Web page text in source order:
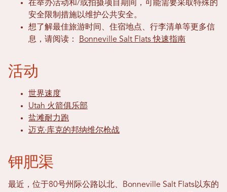
在举办活动和/或拍摄项目期间，可能需要采取特殊的
安全限制措施以维护公共安全。
想了解最佳旅游时间、住宿地点、行李清单等更多信
息，请阅读：
Bonneville Salt Flats 快速指南
活动
世界速度
Utah 火箭俱乐部
盐滩耐力跑
迈克·库克的邦纳维尔枪战
钾肥渠
最近，位于80号州际公路以北、Bonneville Salt Flats以东的